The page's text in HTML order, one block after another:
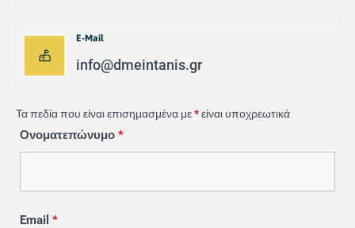
E-Mail
info@dmeintanis.gr
Τα πεδία που είναι επισημασμένα με*είναι υποχρεωτικά
Ονοματεπώνυμο *
Email *